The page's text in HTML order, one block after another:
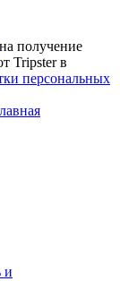
на получение
Tripster в
персональных
и